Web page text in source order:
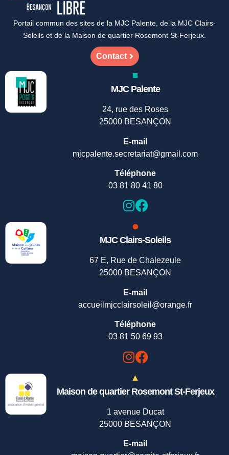
Portail commun des sites de la MJC Palente, de la MJC Clairs-
Soleils et de la Maison de quartier Rosemont St-Ferjeux.
Contact
MJC Palente
24, rue des Roses
25000 BESANÇON
E-mail
mjcpalente.secretariat@gmail.com
Téléphone
03 81 80 41 80
MJC Clairs-Soleils
67 E, Rue de Chalezeule
25000 BESANÇON
E-mail
accueilmjcclairsoleil@orange.fr
Téléphone
03 81 50 69 93
Maison de quartier Rosemont St-Ferjeux
1 avenue Ducat
25000 BESANÇON
E-mail